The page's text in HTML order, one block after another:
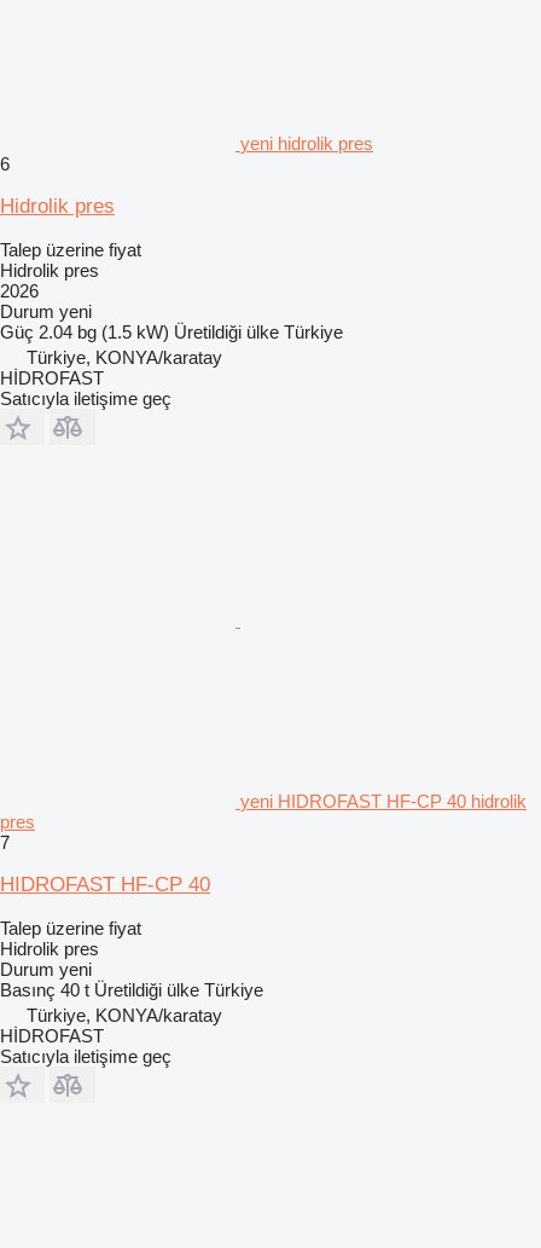
yeni hidrolik pres
6
Hidrolik pres
Talep üzerine fiyat
Hidrolik pres
2026
Durum yeni
Güç 2.04 bg (1.5 kW) Üretildiği ülke Türkiye
Türkiye, KONYA/karatay
HİDROFAST
Satıcıyla iletişime geç
yeni HIDROFAST HF-CP 40 hidrolik
pres
7
HIDROFAST HF-CP 40
Talep üzerine fiyat
Hidrolik pres
Durum yeni
Basınç 40 t Üretildiği ülke Türkiye
Türkiye, KONYA/karatay
HİDROFAST
Satıcıyla iletişime geç